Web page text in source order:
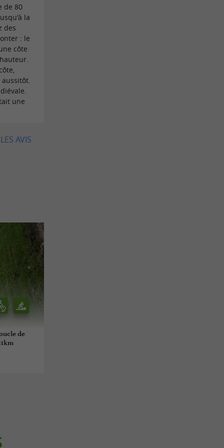
de 80
la
des
: le
côte
aussitôt.
une
AVIS
de